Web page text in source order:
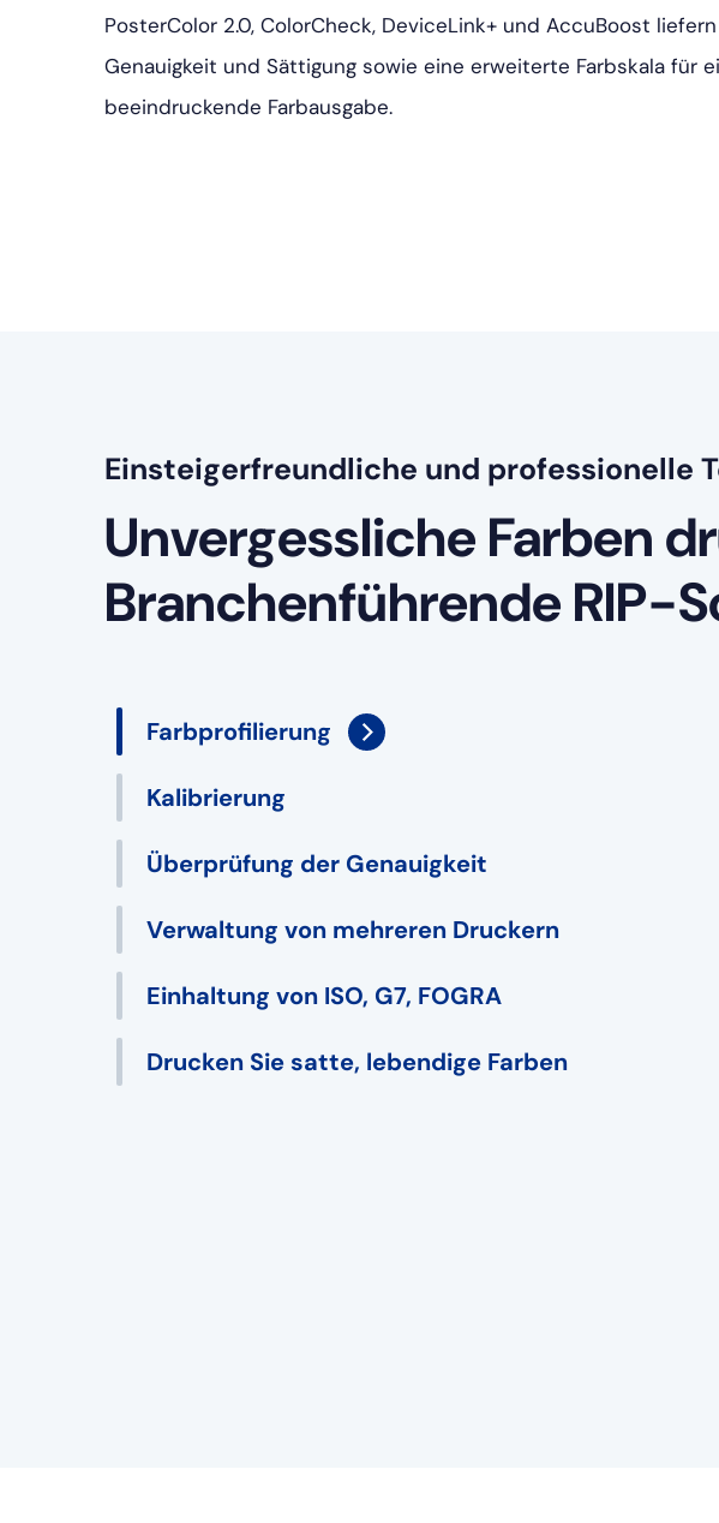
PosterColor 2.0, ColorCheck, DeviceLink+ und AccuBoost liefern
Genauigkeit und Sättigung sowie eine erweiterte Farbskala für
beeindruckende Farbausgabe.
Einsteigerfreundliche und professionelle
Unvergessliche Farben
Branchenführende RIP-
Farbprofilierung
Kalibrierung
Überprüfung der Genauigkeit
Verwaltung von mehreren Druckern
Einhaltung von ISO, G7, FOGRA
Drucken Sie satte, lebendige Farben